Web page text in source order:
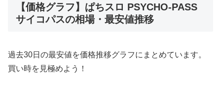
【価格グラフ】ぱちスロ PSYCHO-PASS
サイコパスの相場・最安値推移
過去30日の最安値を価格推移グラフにまとめています。
買い時を見極めよう！